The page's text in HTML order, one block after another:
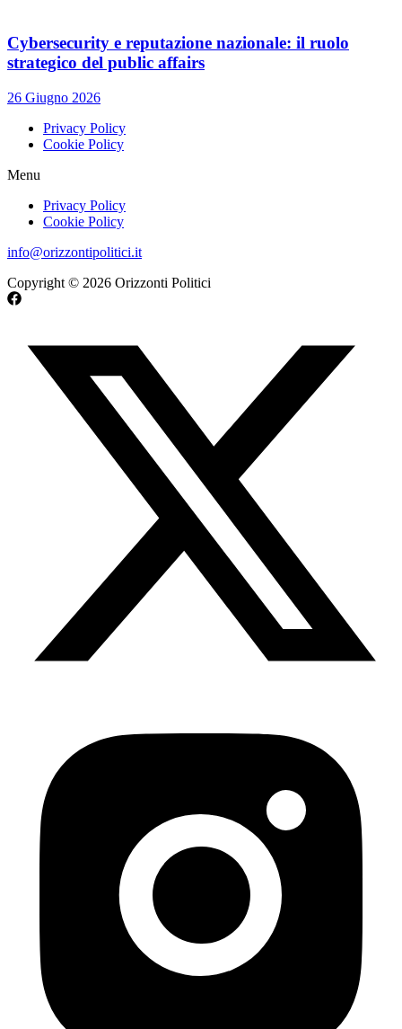
Cybersecurity e reputazione nazionale: il ruolo
strategico del public affairs
26 Giugno 2026
Privacy Policy
Cookie Policy
Menu
Privacy Policy
Cookie Policy
info@orizzontipolitici.it
Copyright © 2026 Orizzonti Politici